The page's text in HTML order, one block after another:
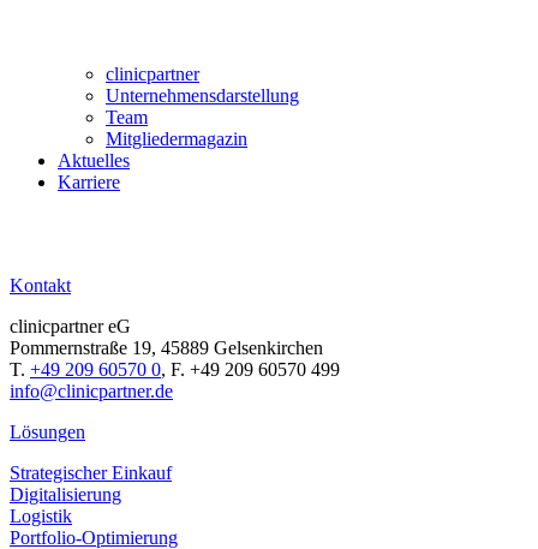
clinicpartner
Unternehmensdarstellung
Team
Mitgliedermagazin
Aktuelles
Karriere
Kontakt
clinicpartner eG
Pommernstraße 19, 45889 Gelsenkirchen
T. +49 209 60570 0, F. +49 209 60570 499
info@clinicpartner.de
Lösungen
Strategischer Einkauf
Digitalisierung
Logistik
Portfolio-Optimierung